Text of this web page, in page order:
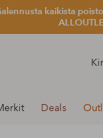
kaikista
Deals